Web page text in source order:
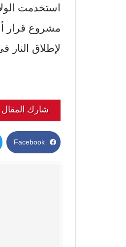
استخدمت
مشروع قرار
لإطلاق
شارك المقال
Facebook